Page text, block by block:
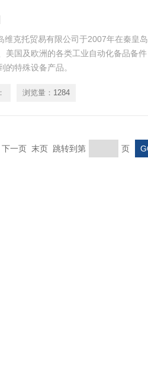
维克托贸易有限公司于2007年在秦皇岛
美国及欧洲的各类工业自动化备品备件
特殊设备产品。
浏览量： 1284
一页 末页 跳转到第 页